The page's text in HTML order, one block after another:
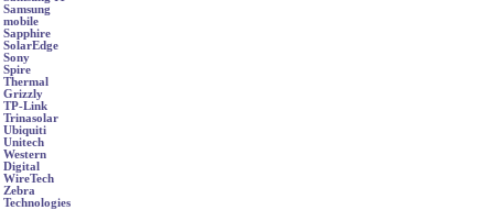
Samsung
mobile
Sapphire
SolarEdge
Sony
Spire
Thermal
Grizzly
TP-Link
Trinasolar
Ubiquiti
Unitech
Western
Digital
WireTech
Zebra
Technologies